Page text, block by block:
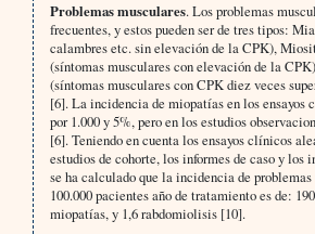
Problemas musculares. Los problemas
frecuentes, y estos pueden ser de tres tipos:
calambres etc. sin elevación de la CPK),
(síntomas musculares con elevación de la
(síntomas musculares con CPK diez veces
[6]. La incidencia de miopatías en los ensayos
por 1.000 y 5%, pero en los estudios
[6]. Teniendo en cuenta los ensayos clínicos
estudios de cohorte, los informes de caso y los
se ha calculado que la incidencia de
100.000 pacientes año de tratamiento es de:
miopatías, y 1,6 rabdomiolisis [10].